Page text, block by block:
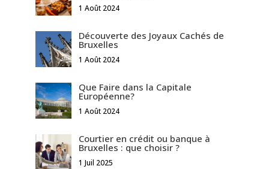
1 Août 2024
Découverte des Joyaux Cachés de
Bruxelles
1 Août 2024
Que Faire dans la Capitale
Européenne?
1 Août 2024
Courtier en crédit ou banque à
Bruxelles : que choisir ?
1 Juil 2025